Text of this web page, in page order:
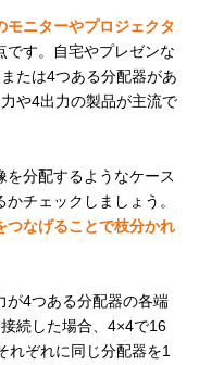
モニターやプロジェクタ
です。自宅やプレゼンな
たは4つある分配器があ
や4出力の製品が主流で
を分配するようなケース
チェックしましょう。
つなげることで枝分かれ
が4つある分配器の各端
続した場合、4×4で16
れぞれに同じ分配器を1